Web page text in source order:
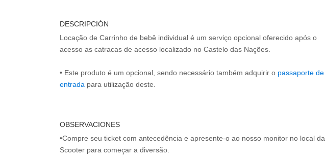
DESCRIPCIÓN
Locação de Carrinho de bebê individual é um serviço opcional oferecido após o
acesso as catracas de acesso localizado no Castelo das Nações.
• Este produto é um opcional, sendo necessário também adquirir o passaporte de
entrada
OBSERVACIONES
•Compre seu ticket com antecedência e apresente-o ao nosso monitor no local da
Scooter para começar a diversão.